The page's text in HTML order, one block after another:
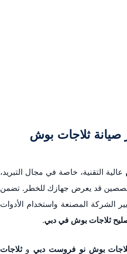
صيانة ثلاجات بوش
عالية التقنية، خاصة في مجال التبريد،
قد يعرض جهازك للخطر. تضمن
الشركة المصنعة واستخدام الأدوات
ثلاجات بوش في دبي.
بوش نو فروست دبي وثلاجات